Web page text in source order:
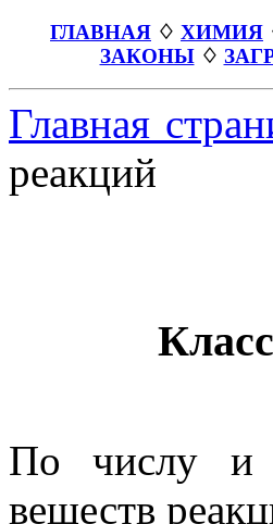
ГЛАВНАЯ ♢ ХИМИЯ
ЗАКОНЫ♢
Главная
реакций
По числу и
веществ